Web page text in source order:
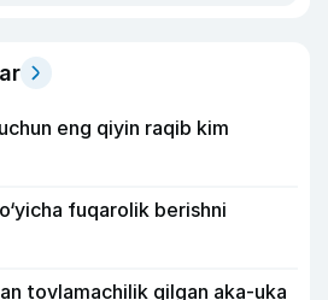
eng qiyin raqib kim
fuqarolik berishni
tovlamachilik qilgan aka-uka